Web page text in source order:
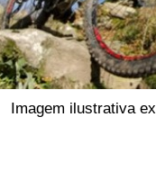
Imagem ilustrativa